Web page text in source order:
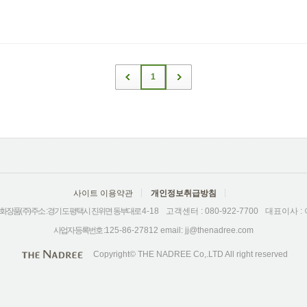
1
사이트 이용약관
개인정보취급방침
장품(주) 주소 : 경기도 평택시 진위면 동부대로4-18 고객센터 : 080-922-7700
대표이사 :
사업자등록번호 :125-86-27812 email: jj@thenadree.com
Copyright© THE NADREE Co,.LTD All right reserved